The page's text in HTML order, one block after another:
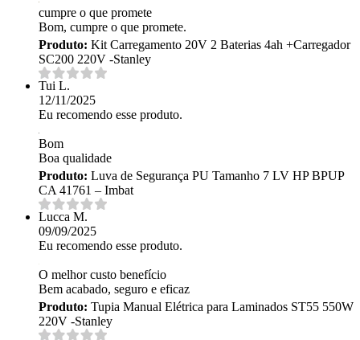
cumpre o que promete
Bom, cumpre o que promete.
Produto: Kit Carregamento 20V 2 Baterias 4ah +Carregador
SC200 220V -Stanley
Tui L.
12/11/2025
Eu recomendo esse produto.
Bom
Boa qualidade
Produto: Luva de Segurança PU Tamanho 7 LV HP BPUP
CA 41761 – Imbat
Lucca M.
09/09/2025
Eu recomendo esse produto.
O melhor custo benefício
Bem acabado, seguro e eficaz
Produto: Tupia Manual Elétrica para Laminados ST55 550W
220V -Stanley